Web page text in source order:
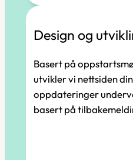
Design og
Basert på
utvikler vi nettsiden
oppdateringer
basert på